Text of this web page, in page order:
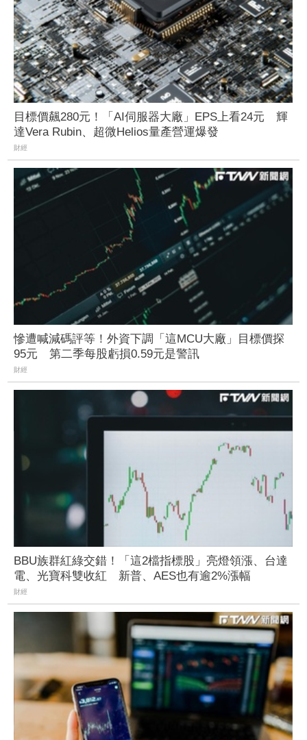
目標價飆280元！「AI伺服器大廠」EPS上看24元 輝
達Vera Rubin、超微Helios量產營運爆發
財經
慘遭喊減碼評等！外資下調「這MCU大廠」目標價探
95元 第二季每股虧損0.59元是警訊
財經
BBU族群紅綠交錯！「這2檔指標股」亮燈領漲、台達
電、光寶科雙收紅 新普、AES也有逾2%漲幅
財經